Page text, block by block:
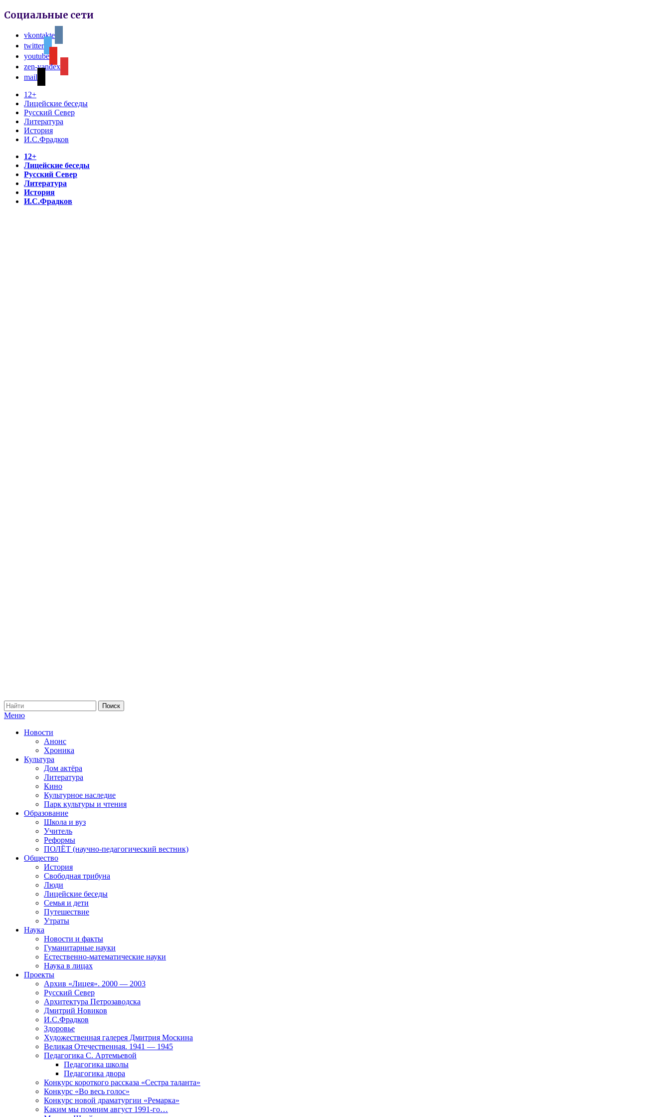
Социальные сети
vkontakte
twitter
youtube
zen-yandex
mail
12+
Лицейские беседы
Русский Север
Литература
История
И.С.Фрадков
12+
Лицейские беседы
Русский Север
Литература
История
И.С.Фрадков
Меню
Новости
Анонс
Хроника
Культура
Дом актёра
Литература
Кино
Культурное наследие
Парк культуры и чтения
Образование
Школа и вуз
Учитель
Реформы
ПОЛЁТ (научно-педагогический вестник)
Общество
История
Свободная трибуна
Люди
Лицейские беседы
Семья и дети
Путешествие
Утраты
Наука
Новости и факты
Гуманитарные науки
Естественно-математические науки
Наука в лицах
Проекты
Архив «Лицея». 2000 — 2003
Русский Север
Архитектура Петрозаводска
Дмитрий Новиков
И.С.Фрадков
Здоровье
Художественная галерея Дмитрия Москина
Великая Отечественная. 1941 — 1945
Педагогика С. Артемьевой
Педагогика школы
Педагогика двора
Конкурс короткого рассказа «Сестра таланта»
Конкурс «Во весь голос»
Конкурс новой драматургии «Ремарка»
Каким мы помним август 1991-го…